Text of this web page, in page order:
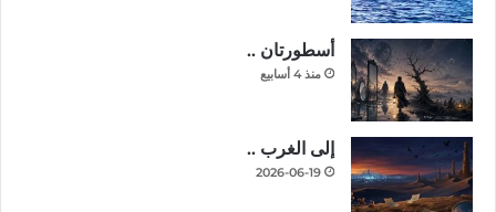
أسطورتان ..
منذ 4 أسابيع
إلى الغرب ..
2026-06-19